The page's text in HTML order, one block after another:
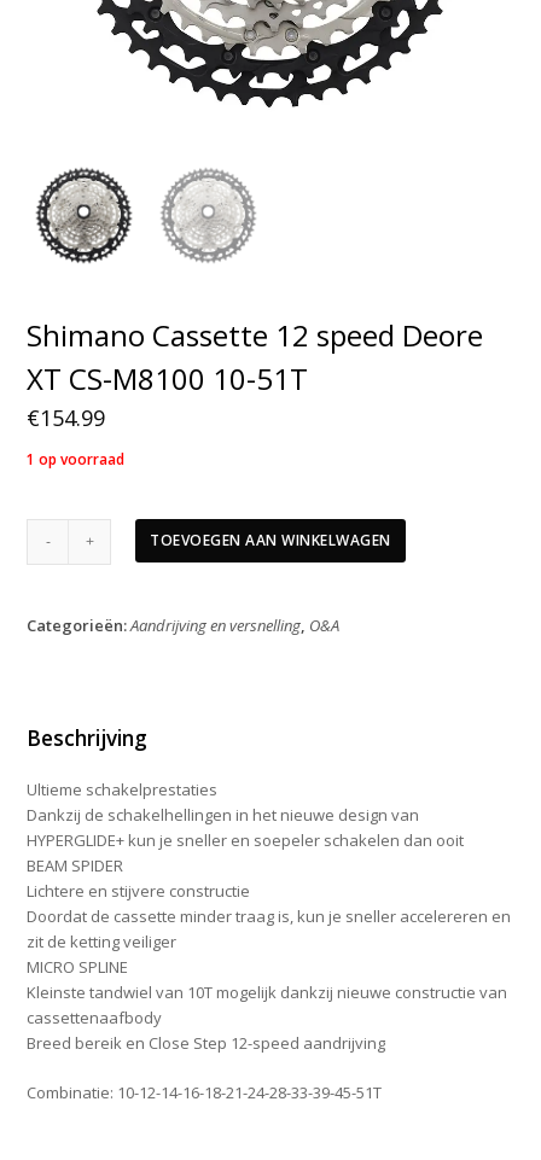
Shimano Cassette 12 speed Deore
XT CS-M8100 10-51T
€154.99
1 op voorraad
Deore
10-
aantal
TOEVOEGEN AAN WINKELWAGEN
Categorieën:Aandrijving en versnelling, O&A
Beschrijving
Ultieme schakelprestaties
Dankzij de schakelhellingen in het nieuwe design van
HYPERGLIDE+ kun je sneller en soepeler schakelen dan ooit
BEAM SPIDER
Lichtere en stijvere constructie
Doordat de cassette minder traag is, kun je sneller accelereren en
zit de ketting veiliger
MICRO SPLINE
Kleinste tandwiel van 10T mogelijk dankzij nieuwe constructie van
cassettenaafbody
Breed bereik en Close Step 12-speed aandrijving
Combinatie: 10-12-14-16-18-21-24-28-33-39-45-51T